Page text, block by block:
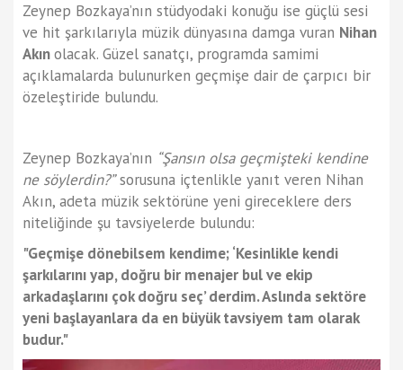
Zeynep Bozkaya’nın stüdyodaki konuğu ise güçlü sesi
ve hit şarkılarıyla müzik dünyasına damga vuran Nihan
Akınolacak. Güzel sanatçı, programda samimi
açıklamalarda bulunurken geçmişe dair de çarpıcı bir
özeleştiride bulundu.
Zeynep Bozkaya’nın “Şansın olsa geçmişteki kendine
ne söylerdin?”sorusuna içtenlikle yanıt veren Nihan
Akın, adeta müzik sektörüne yeni gireceklere ders
niteliğinde şu tavsiyelerde bulundu:
"Geçmişe dönebilsem kendime; ‘Kesinlikle kendi
şarkılarını yap, doğru bir menajer bul ve ekip
arkadaşlarını çok doğru seç’ derdim. Aslında sektöre
yeni başlayanlara da en büyük tavsiyem tam olarak
budur."